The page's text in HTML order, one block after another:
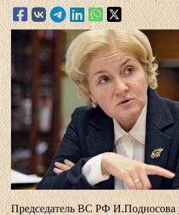
Председатель ВС РФ И.Подносова